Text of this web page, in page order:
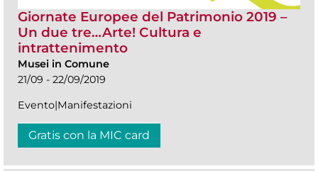
Giornate Europee del Patrimonio 2019 –
Un due tre…Arte! Cultura e
intrattenimento
Musei in Comune
21/09 - 22/09/2019
Evento|Manifestazioni
Gratis con la MIC card